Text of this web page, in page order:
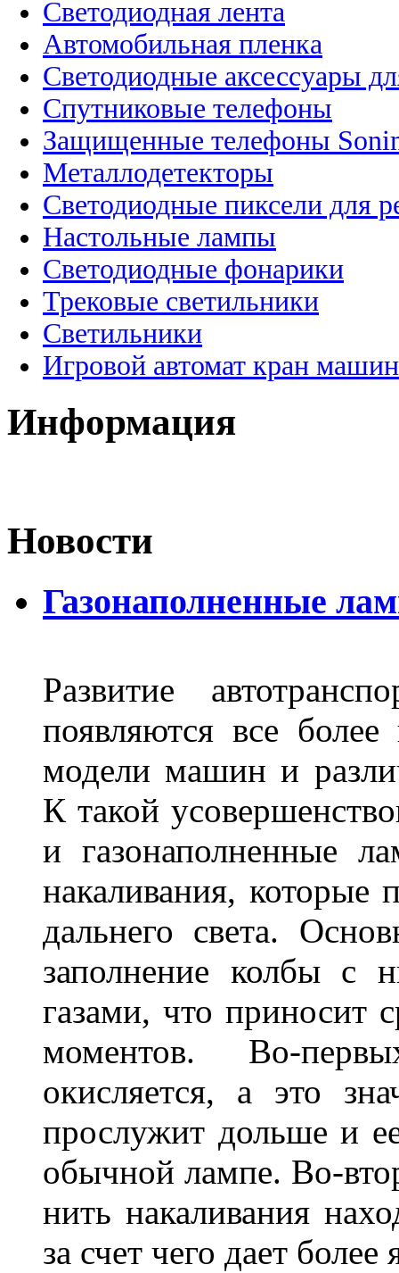
Светодиодная лента
Автомобильная пленка
Светодиодные аксессуары
Спутниковые телефоны
Защищенные телефоны
Металлодетекторы
Светодиодные пиксели для
Настольные лампы
Светодиодные фонарики
Трековые светильники
Светильники
Игровой автомат кран
Информация
Новости
Газонаполненные
Развитие
появляются все
модели машин и
К такой
и газонаполненные
накаливания,
дальнего света.
заполнение колбы с
газами, что приносит
моментов. Во-
окисляется, а это
прослужит дольше и
обычной лампе. Во-
нить накаливания
за счет чего дает